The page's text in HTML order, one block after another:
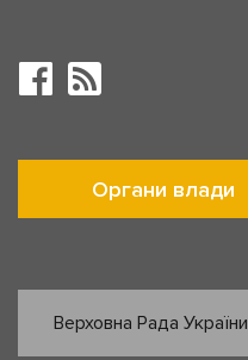
Органи влади
Верховна Рада України